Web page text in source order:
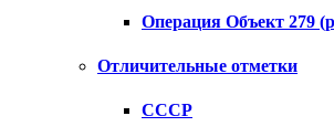
Операция Объект 279
Отличительные отметки
СССР